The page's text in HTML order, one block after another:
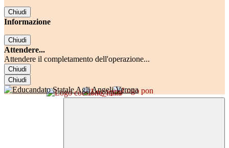
Chiudi
Informazione
Chiudi
Attendere...
Attendere il completamento dell'operazione...
Chiudi
Chiudi